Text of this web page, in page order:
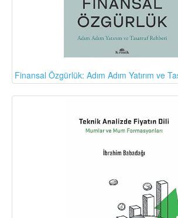
Finansal Özgürlük: Adım Adım Yatırım ve